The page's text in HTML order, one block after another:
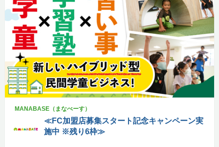
MANABASE（まなべーす）
≪FC加盟店募集スタート記念キャンペーン実
施中 ※残り6枠≫